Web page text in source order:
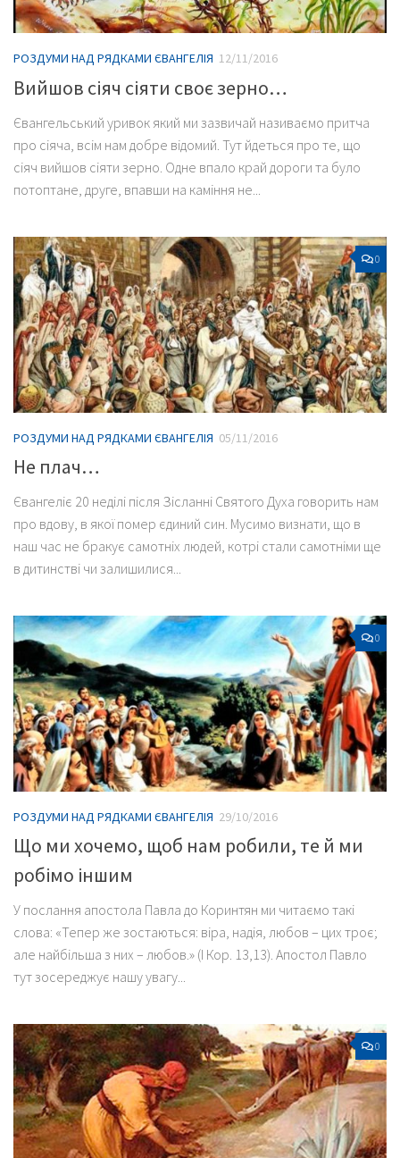
РОЗДУМИ НАД РЯДКАМИ ЄВАНГЕЛІЯ 12/11/2016
Вийшов сіяч сіяти своє зерно…
Євангельський уривок який ми зазвичай називаємо притча
про сіяча, всім нам добре відомий. Тут йдеться про те, що
сіяч вийшов сіяти зерно. Одне впало край дороги та було
потоптане, друге, впавши на каміння не...
0
РОЗДУМИ НАД РЯДКАМИ ЄВАНГЕЛІЯ 05/11/2016
Не плач…
Євангеліє 20 неділі після Зісланні Святого Духа говорить нам
про вдову, в якої помер єдиний син. Мусимо визнати, що в
наш час не бракує самотніх людей, котрі стали самотніми ще
в дитинстві чи залишилися...
0
РОЗДУМИ НАД РЯДКАМИ ЄВАНГЕЛІЯ 29/10/2016
Що ми хочемо, щоб нам робили, те й ми
робімо іншим
У послання апостола Павла до Коринтян ми читаємо такі
слова: «Тепер же зостаються: віра, надія, любов – цих троє;
але найбільша з них – любов.» (І Кор. 13,13). Апостол Павло
тут зосереджує нашу увагу...
0